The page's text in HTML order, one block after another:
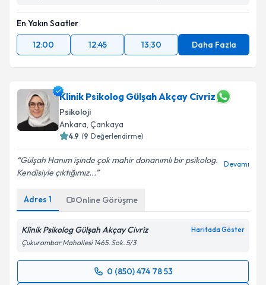
En Yakın Saatler
12:00
12:45 13:30 Daha Fazla
Klinik Psikolog Gülşah Akçay Civriz
Psikoloji
Ankara, Çankaya
4.9 (9 Değerlendirme)
Gülşah Hanım işinde çok mahir donanımlı bir psikolog.
Kendisiyle çıktığımız...
Devamı
Adres 1 Online Görüşme
Klinik Psikolog Gülşah Akçay Civriz Haritada Göster
Çukurambar Mahallesi 1465. Sok. 5/3
0 (850) 474 78 53
Randevu Takvimi Talebi